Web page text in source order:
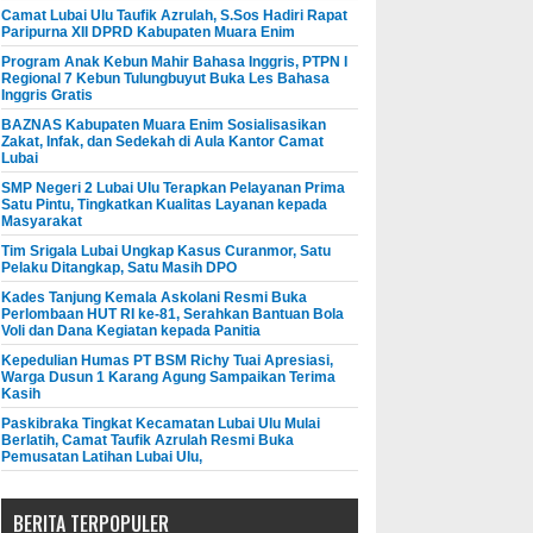
Camat Lubai Ulu Taufik Azrulah, S.Sos Hadiri Rapat
Paripurna XII DPRD Kabupaten Muara Enim
Program Anak Kebun Mahir Bahasa Inggris, PTPN I
Regional 7 Kebun Tulungbuyut Buka Les Bahasa
Inggris Gratis
BAZNAS Kabupaten Muara Enim Sosialisasikan
Zakat, Infak, dan Sedekah di Aula Kantor Camat
Lubai
SMP Negeri 2 Lubai Ulu Terapkan Pelayanan Prima
Satu Pintu, Tingkatkan Kualitas Layanan kepada
Masyarakat
Tim Srigala Lubai Ungkap Kasus Curanmor, Satu
Pelaku Ditangkap, Satu Masih DPO
Kades Tanjung Kemala Askolani Resmi Buka
Perlombaan HUT RI ke-81, Serahkan Bantuan Bola
Voli dan Dana Kegiatan kepada Panitia
Kepedulian Humas PT BSM Richy Tuai Apresiasi,
Warga Dusun 1 Karang Agung Sampaikan Terima
Kasih
Paskibraka Tingkat Kecamatan Lubai Ulu Mulai
Berlatih, Camat Taufik Azrulah Resmi Buka
Pemusatan Latihan Lubai Ulu,
BERITA TERPOPULER